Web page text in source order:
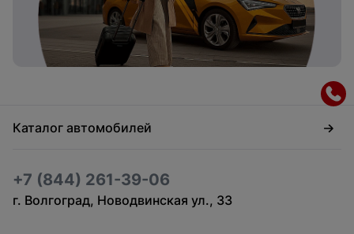
Каталог автомобилей
+7 (844) 261-39-06
г. Волгоград, Новодвинская ул., 33